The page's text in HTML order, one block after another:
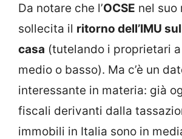
Da notare che l’OCSE nel suo
sollecita il ritorno dell’IMU
casa (tutelando i proprietari
medio o basso). Ma c’è un
interessante in materia: già
fiscali derivanti dalla
immobili in Italia sono in